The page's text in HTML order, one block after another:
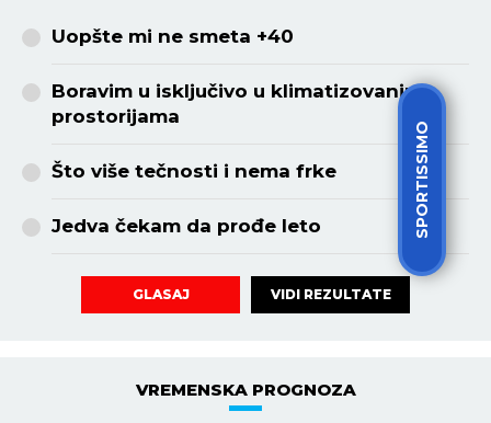
SPORTISSIMO
Uopšte mi ne smeta +40
Boravim u isključivo u klimatizovanim
prostorijama
Što više tečnosti i nema frke
Jedva čekam da prođe leto
GLASAJ VIDI REZULTATE
VREMENSKA PROGNOZA